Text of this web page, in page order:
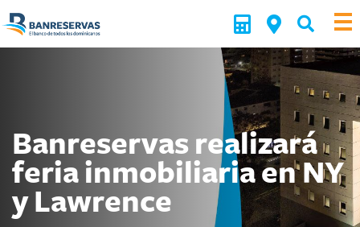
Banreservas realizará
feria inmobiliaria en NY
y Lawrence